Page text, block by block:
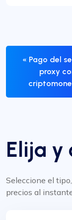
« Pago del
proxy
Elija y
Seleccione el
precios al